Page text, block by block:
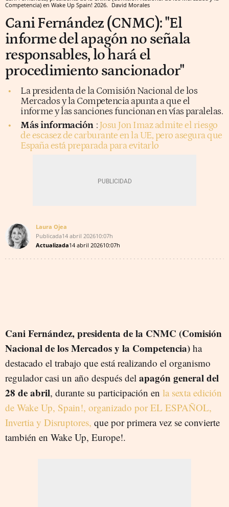
Competencia) en Wake Up Spain! 2026. David Morales
Cani Fernández (CNMC): "El
informe del apagón no señala
responsables, lo hará el
procedimiento sancionador"
La presidenta de la Comisión Nacional de los
Mercados y la Competencia apunta a que el
informe y las sanciones funcionan en vías paralelas.
Más información : Josu Jon Imaz admite el riesgo
de escasez de carburante en la UE, pero asegura que
España está preparada para evitarlo
Laura Ojea
Publicada14 abril 202610:07h
Actualizada14 abril 202610:07h
Cani Fernández, presidenta de la CNMC (Comisión
Nacional de los Mercados y la Competencia) ha
destacado el trabajo que está realizando el organismo
regulador casi un año después del apagón general del
28 de abril, durante su participación en la sexta edición
de Wake Up, Spain!, organizado por EL ESPAÑOL,
Invertia y Disruptores, que por primera vez se convierte
también en Wake Up, Europe!.